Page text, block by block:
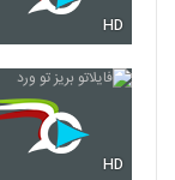
HD
HD